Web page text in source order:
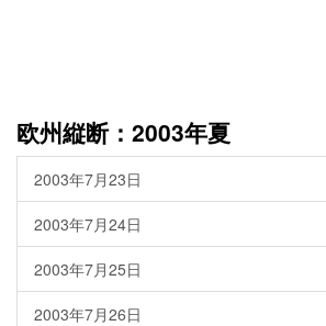
欧州縦断：2003年夏
2003年7月23日
2003年7月24日
2003年7月25日
2003年7月26日